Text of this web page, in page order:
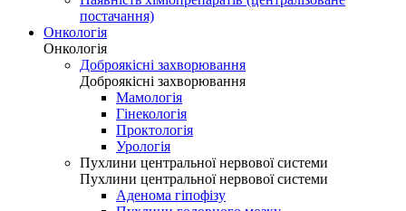
постачання)
Онкологія
Онкологія
Доброякісні захворювання
Доброякісні захворювання
Мамологія
Гінекологія
Проктологія
Урологія
Пухлини центральної нервової системи
Пухлини центральної нервової системи
Аденома гіпофізу